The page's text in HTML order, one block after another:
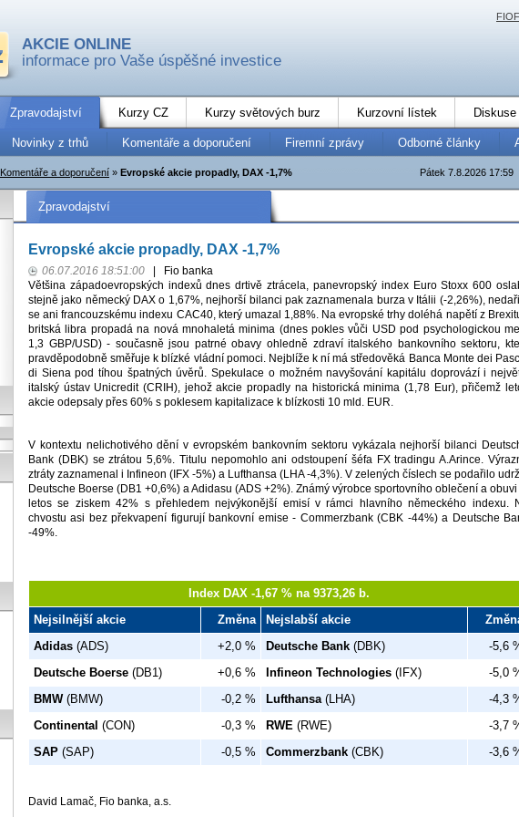
AKCIE ONLINE
informace pro Vaše úspěšné investice
Zpravodajství Kurzy CZ Kurzy světových burz Kurzovní lístek Diskuse
Novinky z trhů Komentáře a doporučení Firemní zprávy Odborné články
Pátek 7.8.2026 17:59
Komentáře a doporučení » Evropské akcie propadly, DAX -1,7%
Zpravodajství
Evropské akcie propadly, DAX -1,7%
06.07.2016 18:51:00
Fio banka
Většina západoevropských indexů dnes drtivě ztrácela, panevropský index Euro Stoxx 600
stejně jako německý DAX o 1,67%, nejhorší bilanci pak zaznamenala burza v Itálii (-2,26%),
se ani francouzskému indexu CAC40, který umazal 1,88%. Na evropské trhy doléhá napětí z
britská libra propadá na nová mnohaletá minima (dnes pokles vůči USD pod psychologickou
1,3 GBP/USD) - současně jsou patrné obavy ohledně zdraví italského bankovního sektoru,
pravděpodobně směřuje k blízké vládní pomoci. Nejblíže k ní má středověká Banca Monte dei
di Siena pod tíhou špatných úvěrů. Spekulace o možném navyšování kapitálu doprovází i
italský ústav Unicredit (CRIH), jehož akcie propadly na historická minima (1,78 Eur), přičemž
akcie odepsaly přes 60% s poklesem kapitalizace k blízkosti 10 mld. EUR.
V kontextu nelichotivého dění v evropském bankovním sektoru vykázala nejhorší bilanci
Bank (DBK) se ztrátou 5,6%. Titulu nepomohlo ani odstoupení šéfa FX tradingu A.Arince.
ztráty zaznamenal i Infineon (IFX -5%) a Lufthansa (LHA -4,3%). V zelených číslech se podařilo
Deutsche Boerse (DB1 +0,6%) a Adidasu (ADS +2%). Známý výrobce sportovního oblečení a obuvi
letos se ziskem 42% s přehledem nejvýkonější emisí v rámci hlavního německého indexu.
chvostu asi bez překvapení figurují bankovní emise - Commerzbank (CBK -44%) a Deutsche
-49%.
Index DAX -1,67 % na 9373,26 b.
Nejsilnější akcie
Změna Nejslabší akcie
Adidas (ADS) +2,0 % Deutsche Bank (DBK)
-5,6
Deutsche Boerse (DB1) +0,6 % Infineon Technologies (IFX)
-5,0
BMW(BMW) -0,2 % Lufthansa(LHA)
-4,3
Continental (CON) -0,3 % RWE (RWE)
-3,7
SAP (SAP) -0,5 % Commerzbank (CBK) -3,6
David Lamač, Fio banka, a.s.